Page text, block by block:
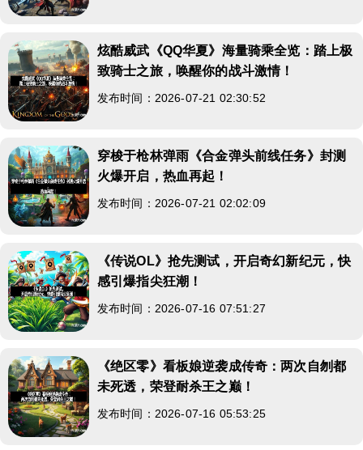
炫酷威武《QQ华夏》海量骑乘全览：踏上极
致骑士之旅，唤醒你的战斗激情！
发布时间：2026-07-21 02:30:52
穿梭于枪林弹雨《合金弹头前线任务》封测
火爆开启，热血再起！
发布时间：2026-07-21 02:02:09
《传说OL》抢先测试，开启奇幻新纪元，快
感引爆指尖狂潮！
发布时间：2026-07-16 07:51:27
《绝区零》看板娘逆袭成传奇：两次自刎都
未死透，荣登耐杀王之巅！
发布时间：2026-07-16 05:53:25